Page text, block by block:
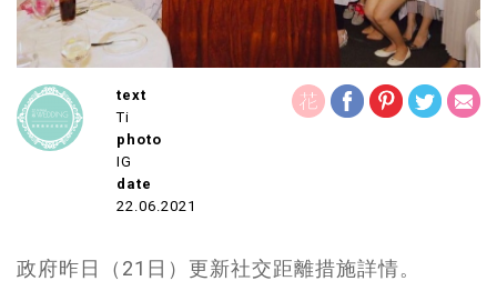
text
Ti
photo
IG
date
22.06.2021
政府昨日（21日）更新社交距離措施詳情。